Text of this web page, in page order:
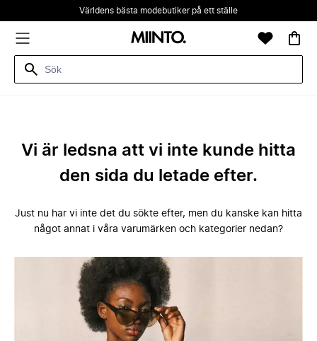
Världens bästa modebutiker på ett ställe
Vi är ledsna att vi inte kunde hitta
den sida du letade efter.
Just nu har vi inte det du sökte efter, men du kanske kan hitta
något annat i våra varumärken och kategorier nedan?